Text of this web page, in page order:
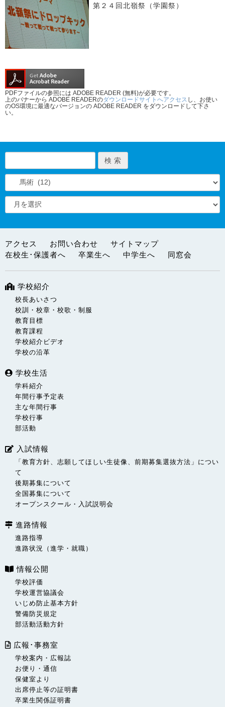
第２４回北嶺祭（学園祭）
PDFファイルの参照には ADOBE READER (無料)が必要です。
上のバナーから ADOBE READERのダウンロードサイトへアクセス し、お使い
のOS環境に最適なバージョンの ADOBE READER をダウンロードして下さ
い。
アクセス お問い合わせ
サイトマップ
在校生･保護者へ
卒業生へ 中学生へ 同窓会
学校紹介
校長あいさつ
校訓・校章・校歌・制服
教育目標
教育課程
学校紹介ビデオ
学校の沿革
学校生活
学科紹介
年間行事予定表
主な年間行事
学校行事
部活動
入試情報
「教育方針、志願してほしい生徒像、前期募集選抜方法」につい
て
後期募集について
全国募集について
オープンスクール・入試説明会
進路情報
進路指導
進路状況（進学・就職）
情報公開
学校評価
学校運営協議会
いじめ防止基本方針
警備防災規定
部活動活動方針
広報･事務室
学校案内・広報誌
お便り・通信
保健室より
出席停止等の証明書
卒業生関係証明書